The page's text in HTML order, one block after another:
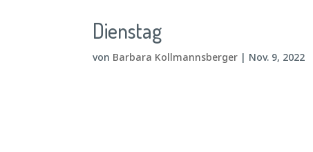
Dienstag
von Barbara Kollmannsberger | Nov. 9, 2022